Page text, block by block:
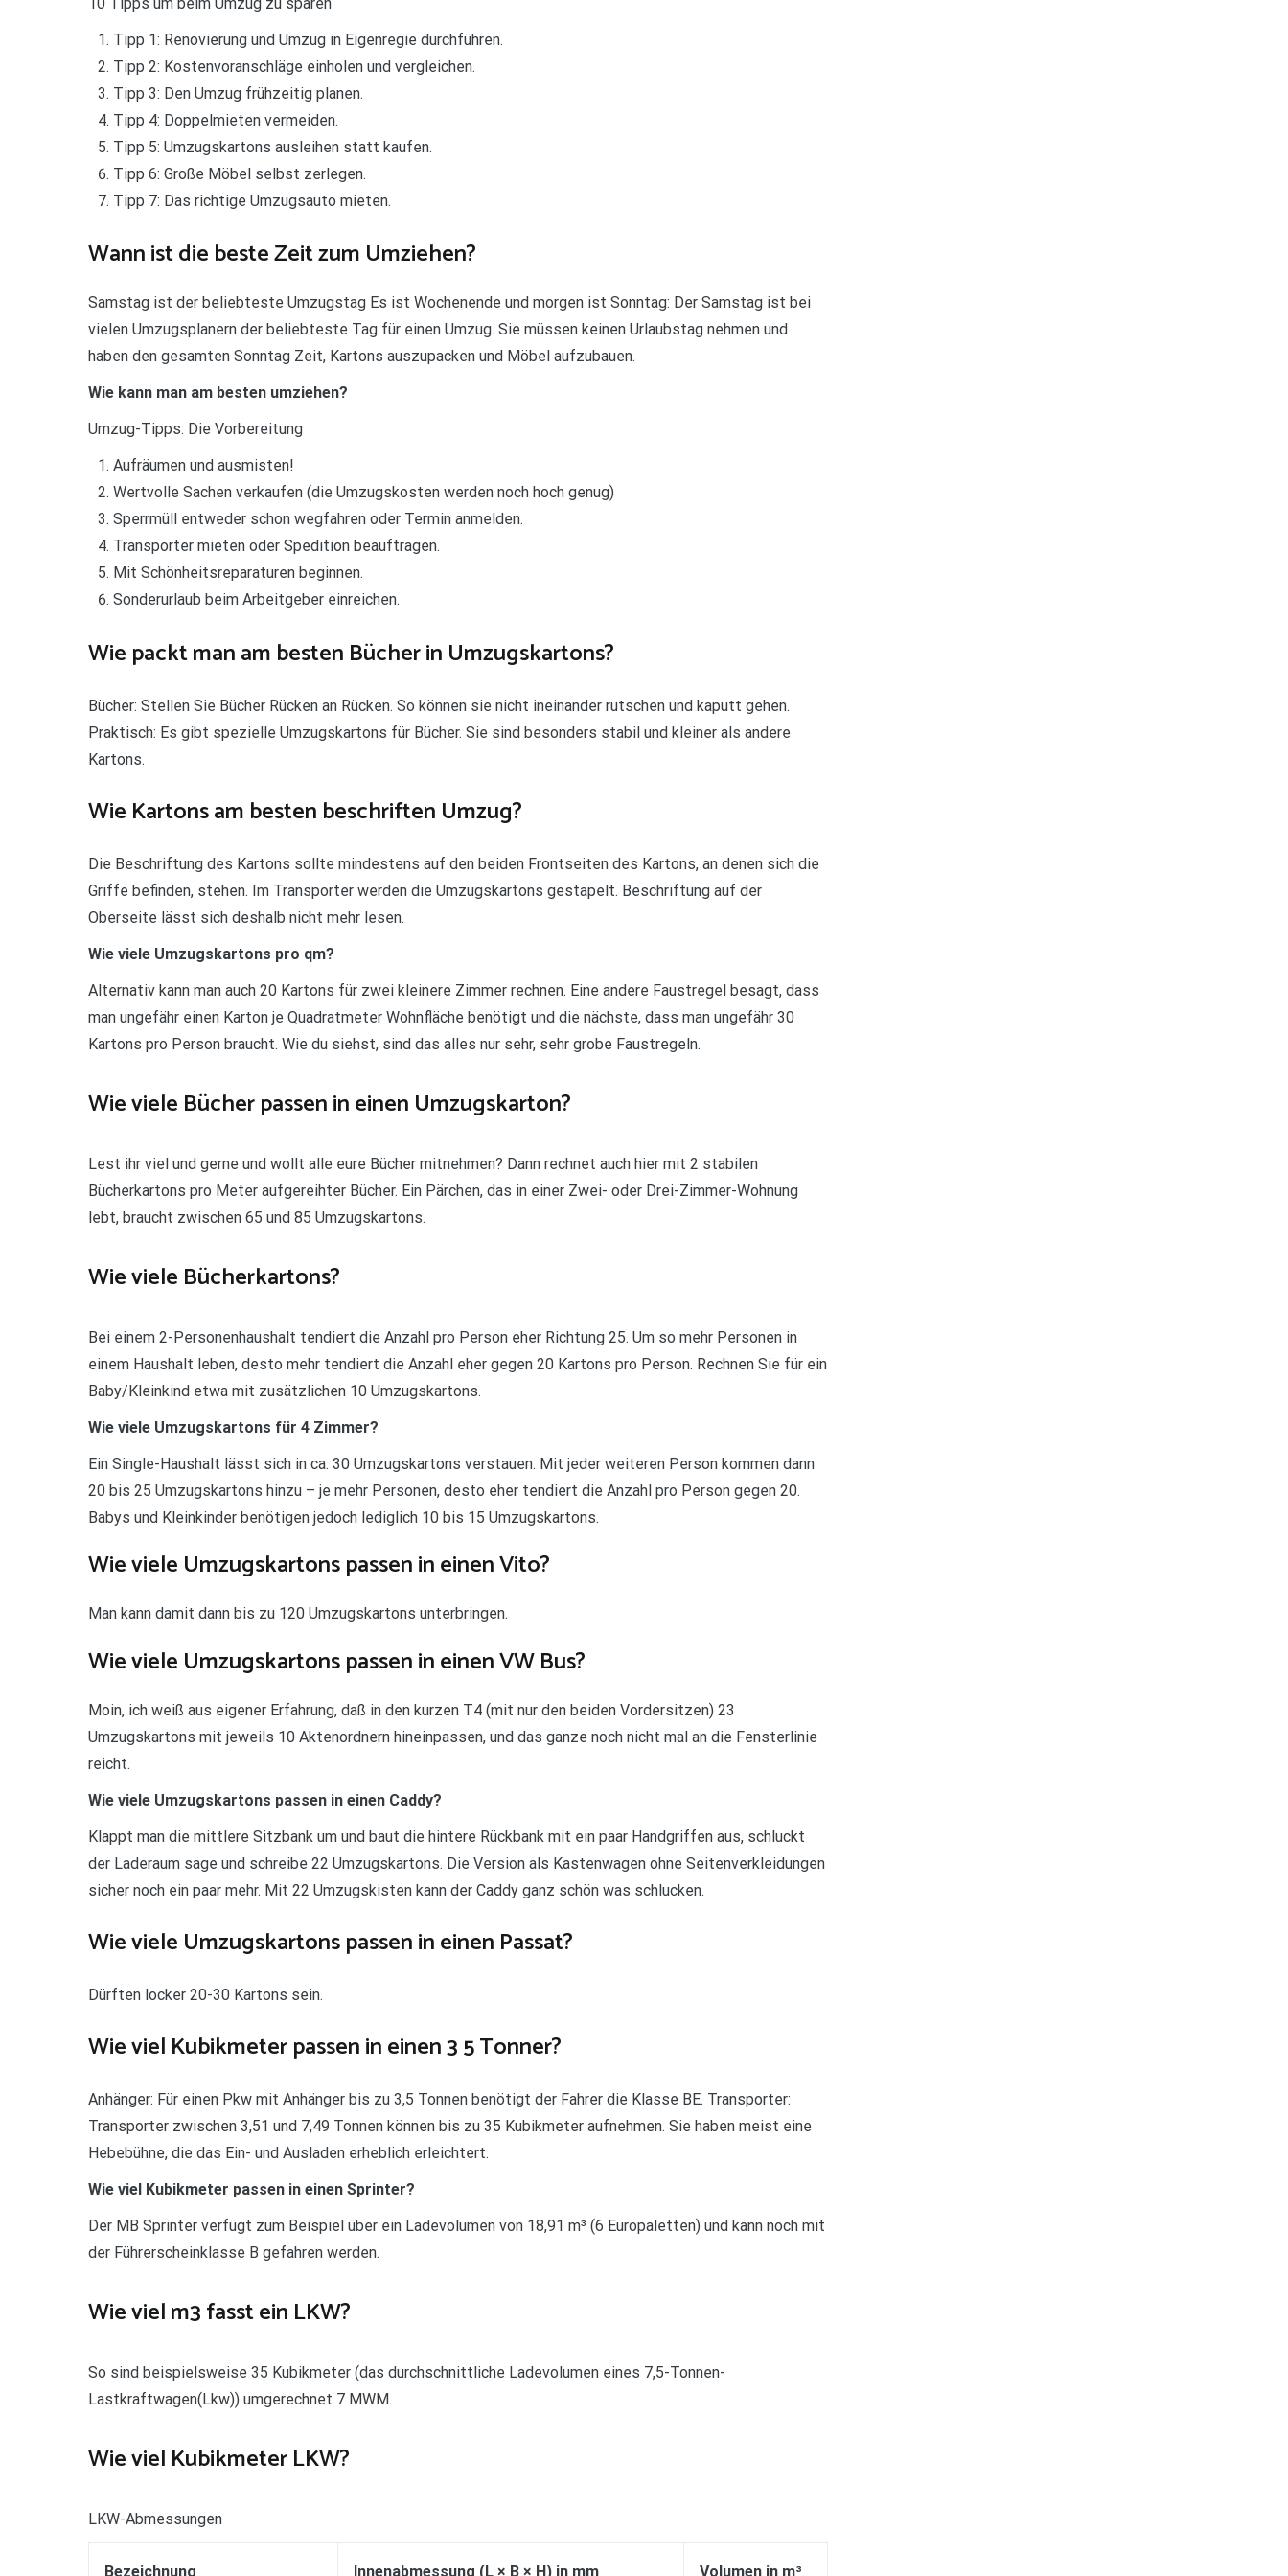
Tipp 1: Renovierung und Umzug in Eigenregie durchführen.
Tipp 2: Kostenvoranschläge einholen und vergleichen.
Tipp 3: Den Umzug frühzeitig planen.
Tipp 4: Doppelmieten vermeiden.
Tipp 5: Umzugskartons ausleihen statt kaufen.
Tipp 6: Große Möbel selbst zerlegen.
Tipp 7: Das richtige Umzugsauto mieten.
Wann ist die beste Zeit zum Umziehen?
Samstag ist der beliebteste Umzugstag Es ist Wochenende und morgen ist Sonntag: Der Samstag ist bei
vielen Umzugsplanern der beliebteste Tag für einen Umzug. Sie müssen keinen Urlaubstag nehmen und
haben den gesamten Sonntag Zeit, Kartons auszupacken und Möbel aufzubauen.
Wie kann man am besten umziehen?
Umzug-Tipps: Die Vorbereitung
Aufräumen und ausmisten!
Wertvolle Sachen verkaufen (die Umzugskosten werden noch hoch genug)
Sperrmüll entweder schon wegfahren oder Termin anmelden.
Transporter mieten oder Spedition beauftragen.
Mit Schönheitsreparaturen beginnen.
Sonderurlaub beim Arbeitgeber einreichen.
Wie packt man am besten Bücher in Umzugskartons?
Bücher: Stellen Sie Bücher Rücken an Rücken. So können sie nicht ineinander rutschen und kaputt gehen.
Praktisch: Es gibt spezielle Umzugskartons für Bücher. Sie sind besonders stabil und kleiner als andere
Kartons.
Wie Kartons am besten beschriften Umzug?
Die Beschriftung des Kartons sollte mindestens auf den beiden Frontseiten des Kartons, an denen sich die
Griffe befinden, stehen. Im Transporter werden die Umzugskartons gestapelt. Beschriftung auf der
Oberseite lässt sich deshalb nicht mehr lesen.
Wie viele Umzugskartons pro qm?
Alternativ kann man auch 20 Kartons für zwei kleinere Zimmer rechnen. Eine andere Faustregel besagt, dass
man ungefähr einen Karton je Quadratmeter Wohnfläche benötigt und die nächste, dass man ungefähr 30
Kartons pro Person braucht. Wie du siehst, sind das alles nur sehr, sehr grobe Faustregeln.
Wie viele Bücher passen in einen Umzugskarton?
Lest ihr viel und gerne und wollt alle eure Bücher mitnehmen? Dann rechnet auch hier mit 2 stabilen
Bücherkartons pro Meter aufgereihter Bücher. Ein Pärchen, das in einer Zwei- oder Drei-Zimmer-Wohnung
lebt, braucht zwischen 65 und 85 Umzugskartons.
Wie viele Bücherkartons?
Bei einem 2-Personenhaushalt tendiert die Anzahl pro Person eher Richtung 25. Um so mehr Personen in
einem Haushalt leben, desto mehr tendiert die Anzahl eher gegen 20 Kartons pro Person. Rechnen Sie für ein
Baby/Kleinkind etwa mit zusätzlichen 10 Umzugskartons.
Wie viele Umzugskartons für 4 Zimmer?
Ein Single-Haushalt lässt sich in ca. 30 Umzugskartons verstauen. Mit jeder weiteren Person kommen dann
20 bis 25 Umzugskartons hinzu – je mehr Personen, desto eher tendiert die Anzahl pro Person gegen 20.
Babys und Kleinkinder benötigen jedoch lediglich 10 bis 15 Umzugskartons.
Wie viele Umzugskartons passen in einen Vito?
Man kann damit dann bis zu 120 Umzugskartons unterbringen.
Wie viele Umzugskartons passen in einen VW Bus?
Moin, ich weiß aus eigener Erfahrung, daß in den kurzen T4 (mit nur den beiden Vordersitzen) 23
Umzugskartons mit jeweils 10 Aktenordnern hineinpassen, und das ganze noch nicht mal an die Fensterlinie
reicht.
Wie viele Umzugskartons passen in einen Caddy?
Klappt man die mittlere Sitzbank um und baut die hintere Rückbank mit ein paar Handgriffen aus, schluckt
der Laderaum sage und schreibe 22 Umzugskartons. Die Version als Kastenwagen ohne Seitenverkleidungen
sicher noch ein paar mehr. Mit 22 Umzugskisten kann der Caddy ganz schön was schlucken.
Wie viele Umzugskartons passen in einen Passat?
Dürften locker 20-30 Kartons sein.
Wie viel Kubikmeter passen in einen 3 5 Tonner?
Anhänger: Für einen Pkw mit Anhänger bis zu 3,5 Tonnen benötigt der Fahrer die Klasse BE. Transporter:
Transporter zwischen 3,51 und 7,49 Tonnen können bis zu 35 Kubikmeter aufnehmen. Sie haben meist eine
Hebebühne, die das Ein- und Ausladen erheblich erleichtert.
Wie viel Kubikmeter passen in einen Sprinter?
Der MB Sprinter verfügt zum Beispiel über ein Ladevolumen von 18,91 m³ (6 Europaletten) und kann noch mit
der Führerscheinklasse B gefahren werden.
Wie viel m3 fasst ein LKW?
So sind beispielsweise 35 Kubikmeter (das durchschnittliche Ladevolumen eines 7,5-Tonnen-
Lastkraftwagen(Lkw)) umgerechnet 7 MWM.
Wie viel Kubikmeter LKW?
LKW-Abmessungen
Bezeichnung Innenabmessung (L × B × H) in mm Volumen in m³